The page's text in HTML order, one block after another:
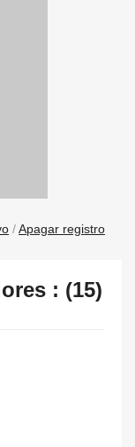
/Apagar registro
: (15)